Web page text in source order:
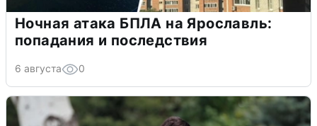
Ночная атака БПЛА на Ярославль:
попадания и последствия
6 августа 0